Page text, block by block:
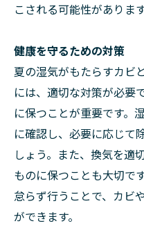
こされる可能性があります
健康を守るための対策
夏の湿気がもたらすカビ
には、適切な対策が必要
に保つことが重要です。
に確認し、必要に応じて
しょう。また、換気を適
ものに保つことも大切で
怠らず行うことで、カビ
ができます。